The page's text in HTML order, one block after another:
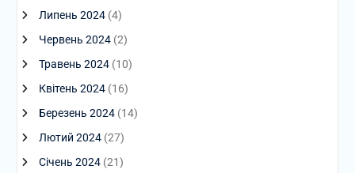
Липень 2024(4)
Червень 2024(2)
Травень 2024(10)
Квітень 2024(16)
Березень 2024(14)
Лютий 2024(27)
Січень 2024(21)